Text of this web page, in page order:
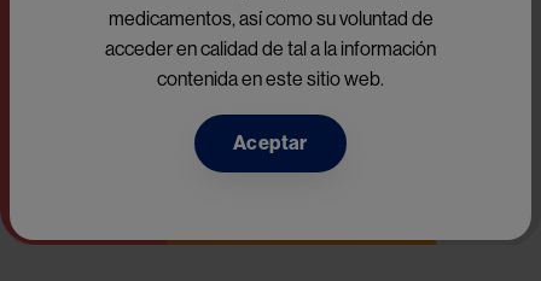
Unirme ahora
medicamentos, así como su voluntad de
acceder en calidad de tal a la información
contenida en este sitio web.
Aceptar